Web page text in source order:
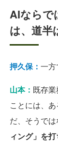
AIならで
は、道半
押久保： 一
山本： 既存
ことには、
だ、そうでは
ィング」を